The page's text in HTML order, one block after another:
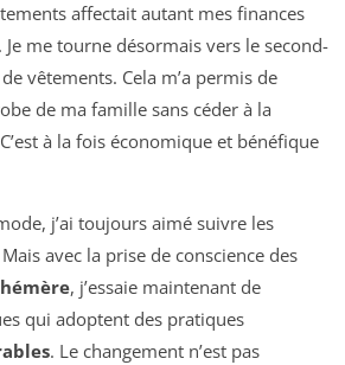
affectait autant mes finances
me tourne désormais vers le second-
vêtements. Cela m’a permis de
de ma famille sans céder à la
à la fois économique et bénéfique
j’ai toujours aimé suivre les
avec la prise de conscience des
, j’essaie maintenant de
qui adoptent des pratiques
. Le changement n’est pas